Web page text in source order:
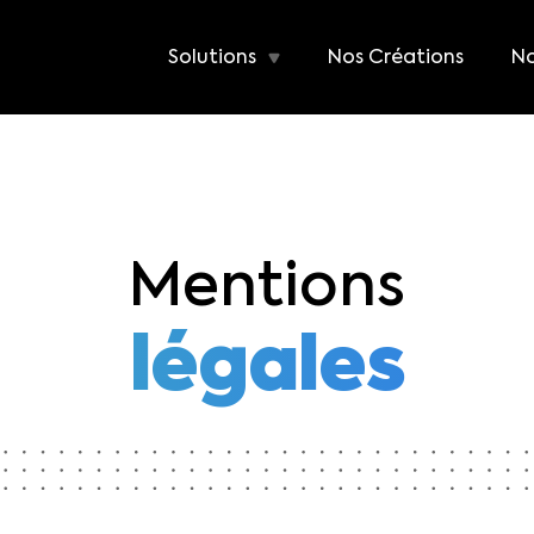
Solutions Nos Créations
Mentions
légales